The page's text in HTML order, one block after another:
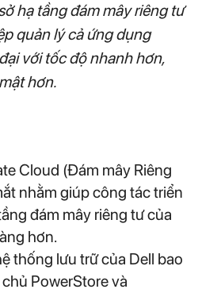
hạ tầng đám mây riêng tư
quản lý cả ứng dụng
với tốc độ nhanh hơn,
hơn.
Cloud (Đám mây Riêng
nhằm giúp công tác triển
đám mây riêng tư của
hơn.
thống lưu trữ của Dell bao
PowerStore và